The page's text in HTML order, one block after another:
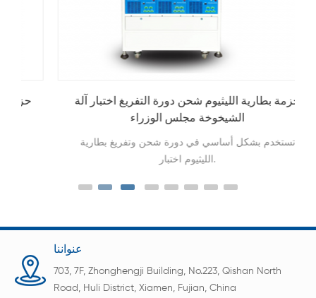
حزمة بطارية الليثيوم شحن دورة التفريغ اختبار آلة
الشيخوخة مجلس الوزراء
تستخدم بشكل أساسي في دورة شحن وتفريغ بطارية
الليثيوم اختبار.
عنواننا
703, 7F, Zhonghengji Building, No.223, Qishan North
Road, Huli District, Xiamen, Fujian, China